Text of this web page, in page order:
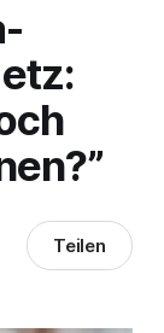
Teilen